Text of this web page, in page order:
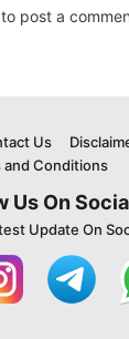
to post a
Us
and Conditions
Us On
Update On